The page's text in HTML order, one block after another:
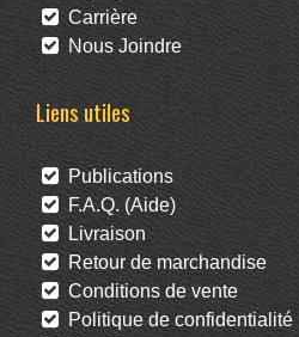
Carrière
Nous Joindre
Liens utiles
Publications
F.A.Q. (Aide)
Livraison
Retour de marchandise
Conditions de vente
Politique de confidentialité